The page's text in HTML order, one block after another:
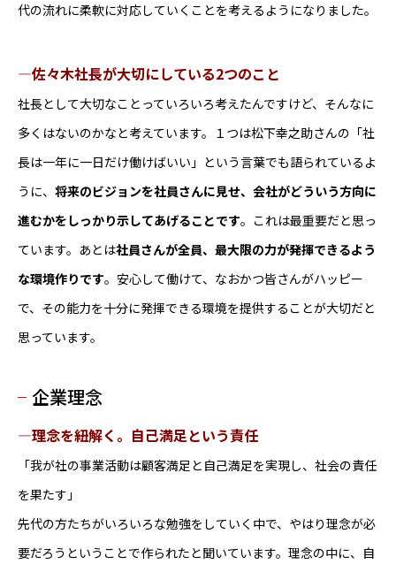
代の流れに柔軟に対応していくことを考えるようになりました。
―佐々木社長が大切にしている2つのこと
社長として大切なことっていろいろ考えたんですけど、そんなに
多くはないのかなと考えています。１つは松下幸之助さんの「社
長は一年に一日だけ働けばいい」という言葉でも語られているよ
うに、 将来のビジョンを社員さんに見せ、会社がどういう方向に
進むかをしっかり示してあげることです。これは最重要だと思っ
ています。あとは社員さんが全員、最大限の力が発揮できるよう
な環境作りです。安心して働けて、なおかつ皆さんがハッピー
で、その能力を十分に発揮できる環境を提供することが大切だと
思っています。
企業理念
―理念を紐解く。自己満足という責任
「我が社の事業活動は顧客満足と自己満足を実現し、社会の責任
を果たす」
先代の方たちがいろいろな勉強をしていく中で、やはり理念が必
要だろうということで作られたと聞いています。理念の中に、自